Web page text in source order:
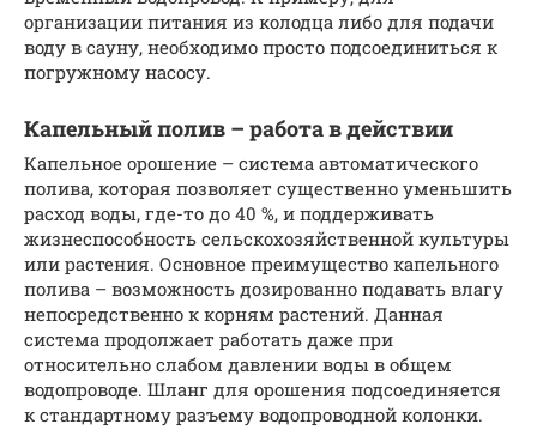
организации питания из колодца либо для подачи
воду в сауну, необходимо просто подсоединиться к
погружному насосу.
Капельный полив – работа в действии
Капельное орошение – система автоматического
полива, которая позволяет существенно уменьшить
расход воды, где-то до 40 %, и поддерживать
жизнеспособность сельскохозяйственной культуры
или растения. Основное преимущество капельного
полива – возможность дозированно подавать влагу
непосредственно к корням растений. Данная
система продолжает работать даже при
относительно слабом давлении воды в общем
водопроводе. Шланг для орошения подсоединяется
к стандартному разъему водопроводной колонки.